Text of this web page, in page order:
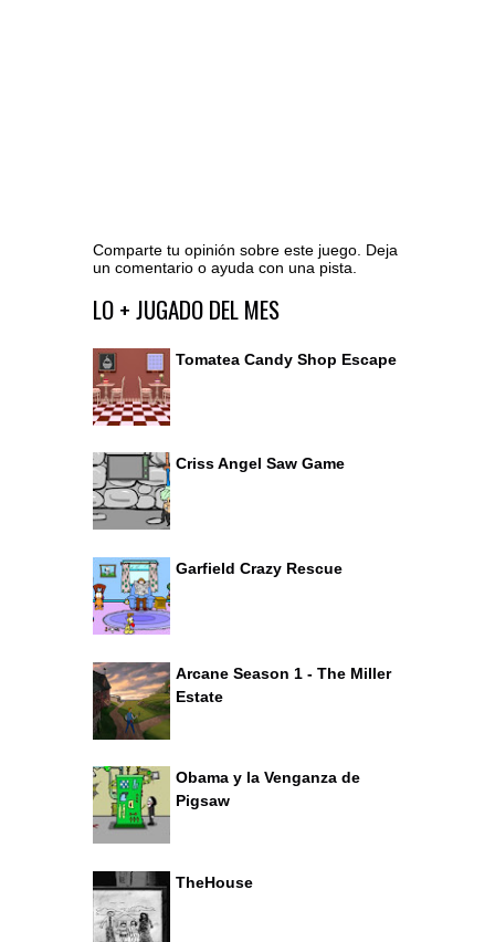
Comparte tu opinión sobre este juego. Deja
un comentario o ayuda con una pista.
Ir al editor de comentarios
LO + JUGADO DEL MES
Tomatea Candy Shop Escape
Criss Angel Saw Game
Garfield Crazy Rescue
Arcane Season 1 - The Miller
Estate
Obama y la Venganza de
Pigsaw
TheHouse